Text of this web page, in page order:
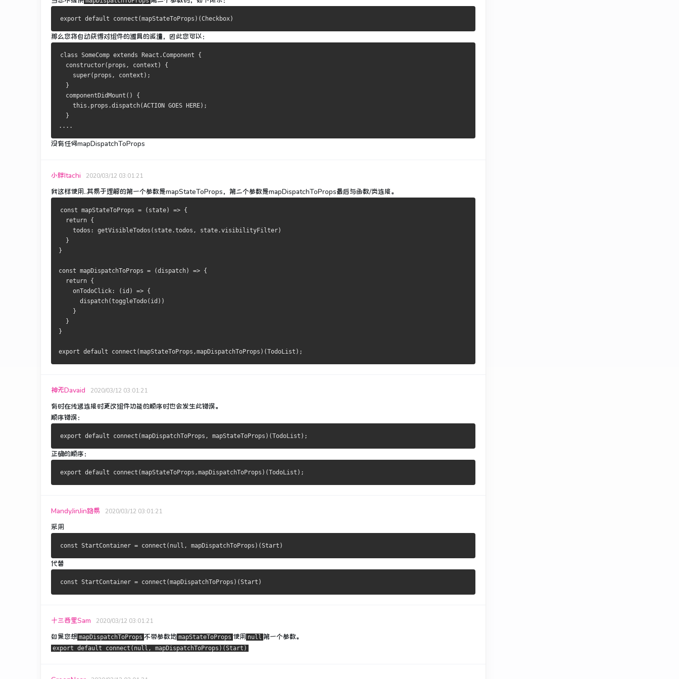
那么您将自动获得对组件的道具的派遣，因此您可以：
class SomeComp extends React.Component {
  constructor(props, context) {
    super(props, context);
  }
  componentDidMount() {
    this.props.dispatch(ACTION GOES HERE);
  }
....
没有任何mapDispatchToProps
小胖Itachi 2020/03/12 03:01:21
我这样使用..其易于理解的第一个参数是mapStateToProps，第二个参数是mapDispatchToProps最后与函数/类连接。
const mapStateToProps = (state) => {
  return {
    todos: getVisibleTodos(state.todos, state.visibilityFilter)
  }
}
const mapDispatchToProps = (dispatch) => {
  return {
    onTodoClick: (id) => {
      dispatch(toggleTodo(id))
    }
  }
}
export default connect(mapStateToProps,mapDispatchToProps)(TodoList);
神无Davaid 2020/03/12 03:01:21
有时在传递连接时更改组件功能的顺序时也会发生此错误。
顺序错误：
正确的顺序：
MandyJinJin路易 2020/03/12 03:01:21
采用
代替
十三西里Sam 2020/03/12 03:01:21
如果您想 mapDispatchToProps 不带参数地 mapStateToProps 使用 null 第一个参数。
export default connect(null, mapDispatchToProps)(Start)